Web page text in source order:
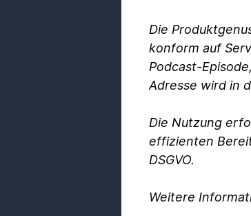
Die
konform auf
Podcast-
Adresse wird in
Die Nutzung
effizienten
DSGVO.
Weitere